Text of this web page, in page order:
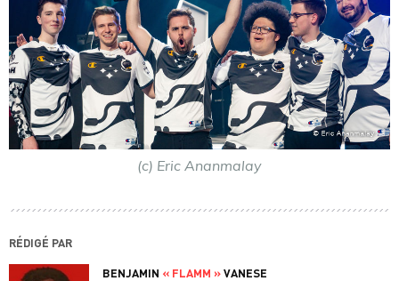
(c) Eric Ananmalay
RÉDIGÉ PAR
BENJAMIN « FLAMM »VANESE